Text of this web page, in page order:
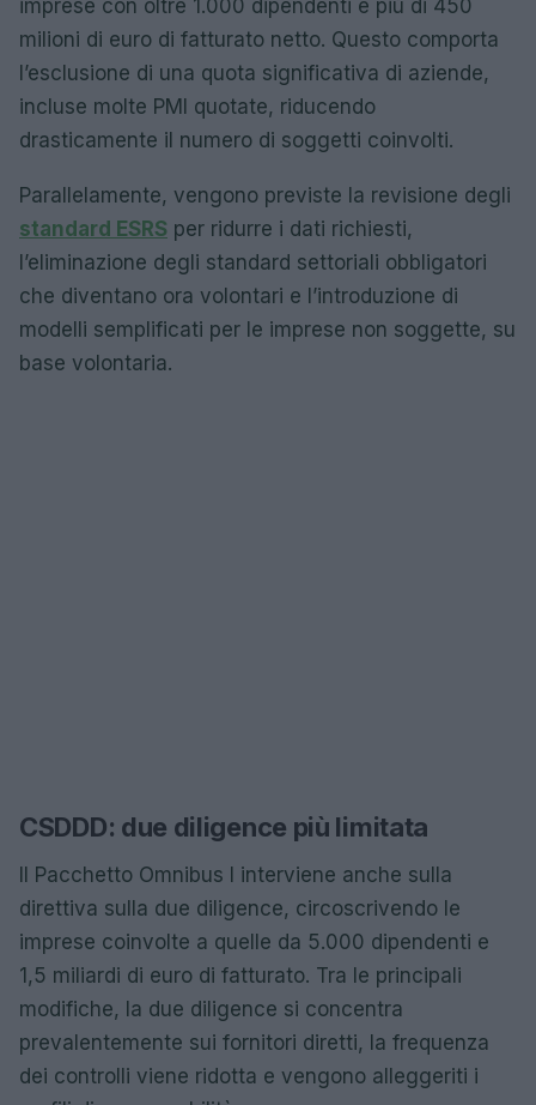
imprese con oltre 1.000 dipendenti e più di 450
milioni di euro di fatturato netto. Questo comporta
l’esclusione di una quota significativa di aziende,
incluse molte PMI quotate, riducendo
drasticamente il numero di soggetti coinvolti.
Parallelamente, vengono previste la revisione degli
standard ESRS per ridurre i dati richiesti,
l’eliminazione degli standard settoriali obbligatori
che diventano ora volontari e l’introduzione di
modelli semplificati per le imprese non soggette, su
base volontaria.
CSDDD: due diligence più limitata
Il Pacchetto Omnibus I interviene anche sulla
direttiva sulla due diligence, circoscrivendo le
imprese coinvolte a quelle da 5.000 dipendenti e
1,5 miliardi di euro di fatturato. Tra le principali
modifiche, la due diligence si concentra
prevalentemente sui fornitori diretti, la frequenza
dei controlli viene ridotta e vengono alleggeriti i